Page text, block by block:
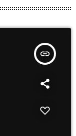
insert_link